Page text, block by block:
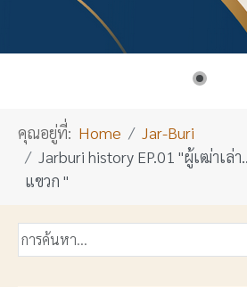
คุณอยู่ที่: Home
Jar-Buri
Jarburi history EP.01 "ผู้เฒ่าเล่
แขวก "